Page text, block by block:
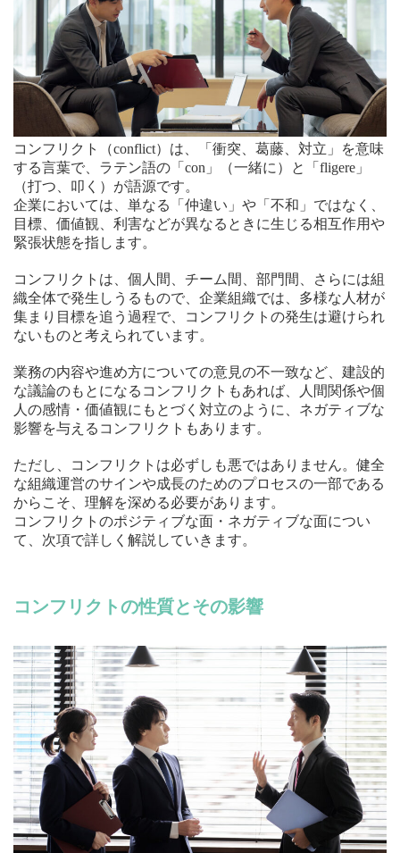
コンフリクト（conflict）は、「衝突、葛藤、対立」を意味
する言葉で、ラテン語の「con」（一緒に）と「fligere」
（打つ、叩く）が語源です。
企業においては、単なる「仲違い」や「不和」ではなく、
目標、価値観、利害などが異なるときに生じる相互作用や
緊張状態を指します。
コンフリクトは、個人間、チーム間、部門間、さらには組
織全体で発生しうるもので、企業組織では、多様な人材が
集まり目標を追う過程で、コンフリクトの発生は避けられ
ないものと考えられています。
業務の内容や進め方についての意見の不一致など、建設的
な議論のもとになるコンフリクトもあれば、人間関係や個
人の感情・価値観にもとづく対立のように、ネガティブな
影響を与えるコンフリクトもあります。
ただし、コンフリクトは必ずしも悪ではありません。健全
な組織運営のサインや成長のためのプロセスの一部である
からこそ、理解を深める必要があります。
コンフリクトのポジティブな面・ネガティブな面につい
て、次項で詳しく解説していきます。
コンフリクトの性質とその影響